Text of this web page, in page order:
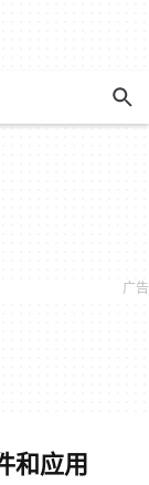
和应用